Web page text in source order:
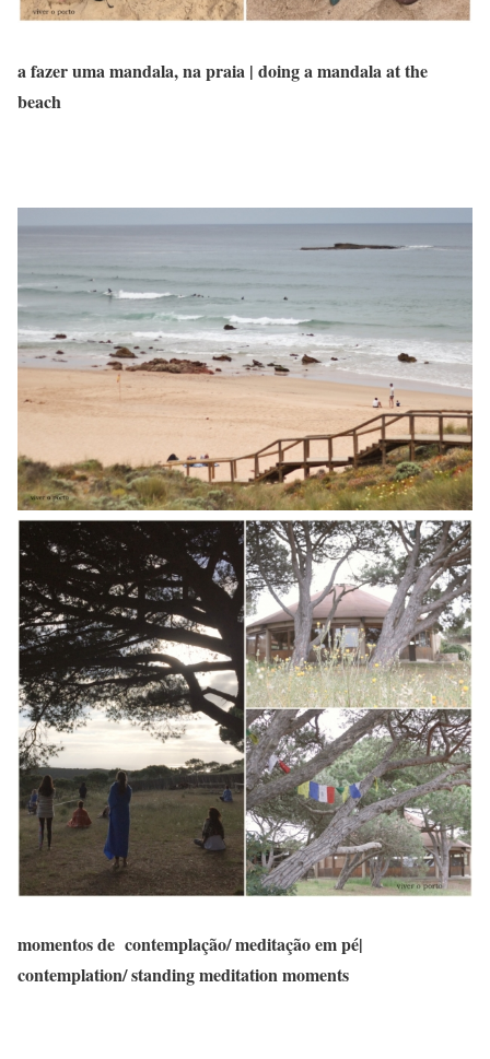
a fazer uma mandala, na praia | doing a mandala at the
beach
momentos de contemplação/ meditação em pé|
contemplation/ standing meditation moments